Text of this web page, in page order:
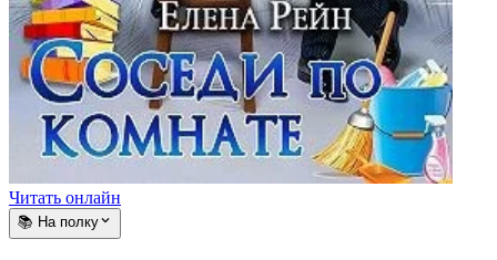
Читать онлайн
📚 На полку